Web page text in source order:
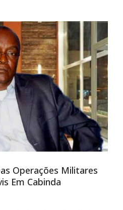
Operações Militares
Em Cabinda